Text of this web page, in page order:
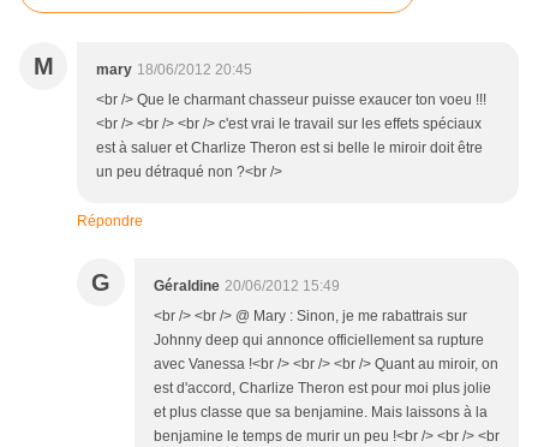
M mary 18/06/2012 20:45
<br /> Que le charmant chasseur puisse exaucer ton voeu !!!
<br /> <br /> <br /> c'est vrai le travail sur les effets spéciaux
est à saluer et Charlize Theron est si belle le miroir doit être
un peu détraqué non ?<br />
Répondre
G Géraldine 20/06/2012 15:49
<br /> <br /> @ Mary : Sinon, je me rabattrais sur
Johnny deep qui annonce officiellement sa rupture
avec Vanessa !<br /> <br /> <br /> Quant au miroir, on
est d'accord, Charlize Theron est pour moi plus jolie
et plus classe que sa benjamine. Mais laissons à la
benjamine le temps de murir un peu !<br /> <br /> <br